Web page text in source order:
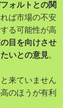
ォルトとの関
ば市場の不安
る可能性が高
目を向けさせ
いとの意見。
来ていません
のほうが有利